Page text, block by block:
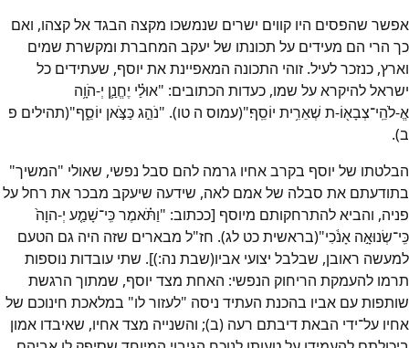
אפשר שהפסים היו קווים ישרים שנמשכו מקצה הבגד אל קצהו, ואם
כך הרי הם מעידים על תכונתו של יעקב המחברת ומקשרת שמים
וארץ, כנזכר לעיל. זוהי התכונה המאפיינת את יוסף, שעתידים כל
ישראל להיקרא על שמו, כעדות הכתובים: "אוּלַ֗י יֶחֱנַ֛ן יְ-הֹוָ֥ה
אֱ-לֹהֵֽי־צְבָא֖וֹ-ת שְׁאֵרִ֥ית יוֹסֵֽף׃"(עמוס ה טו). "נֹהֵ֣ג כַּצֹּ֣אן יוֹסֵ֑ף"(תהילים פ
ב).
הבלטתו של יוסף בקרב אחיו גרמה להם סבל נפשי, שאולי "המשיך"
בתודעתם את סבלה של אמם לאה, שידעה שיעקב מבכר את רחל על
פניה, והביא להתרחקותם מיוסף [ככתוב: "וַתֹּ֗אמֶר כִּֽי־שָׁמַ֤ע יְ-הוָה֙
כִּֽי־שְׂנוּאָ֣ה אָנֹ֔כִי"(בראשית כט לג). חז"ל מבארים שזה היה גם הטעם
למעשה ראובן, שבלבל יצועי אביו(שבת נה:)]. שתי עובדות נוספות
תרמו להעמקת הריחוק הנפשי: האחת מצד יוסף, שמתוך הרגשת
שותפות עם אביו בהכנת העתיד ניסה "לעזור לו" במלאכת חינוכם של
אחיו על־ידי הבאת דיבתם רעה (ב); והשנייה מצד אחיו, שאיבדו אמון